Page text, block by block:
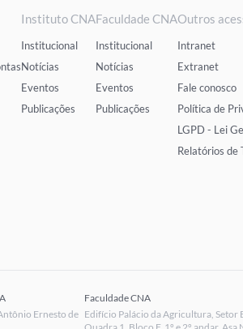
Instituto CNA
Institucional
Notícias
Eventos
Publicações
Faculdade CNA
Institucional
Notícias
Eventos
Publicações
Outros
Intranet
Extranet
Fale conosco
Política de
LGPD - Lei
Relatórios de
Ernesto de
Faculdade CNA
Edifício Palácio da Agricultura, Setor